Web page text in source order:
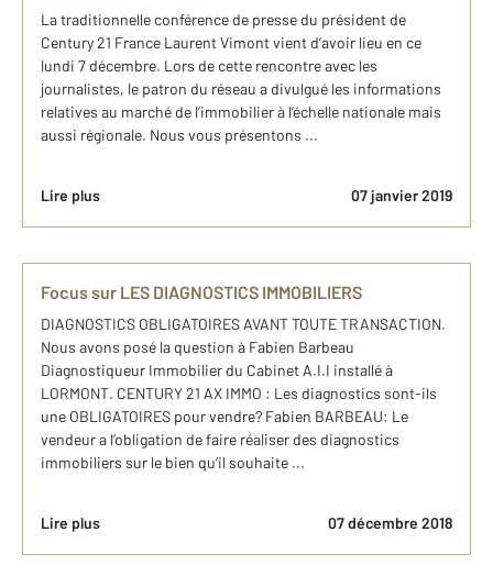
La traditionnelle conférence de presse du président de
Century 21 France Laurent Vimont vient d’avoir lieu en ce
lundi 7 décembre. Lors de cette rencontre avec les
journalistes, le patron du réseau a divulgué les informations
relatives au marché de l’immobilier à l’échelle nationale mais
aussi régionale. Nous vous présentons ...
Lire plus 07 janvier 2019
Focus sur LES DIAGNOSTICS IMMOBILIERS
DIAGNOSTICS OBLIGATOIRES AVANT TOUTE TRANSACTION.
Nous avons posé la question à Fabien Barbeau
Diagnostiqueur Immobilier du Cabinet A.I.I installé à
LORMONT. CENTURY 21 AX IMMO : Les diagnostics sont-ils
une OBLIGATOIRES pour vendre? Fabien BARBEAU: Le
vendeur a l’obligation de faire réaliser des diagnostics
immobiliers sur le bien qu’il souhaite ...
Lire plus 07 décembre 2018